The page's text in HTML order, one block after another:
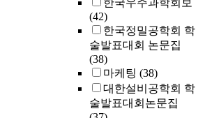
한국우주과학회보
(42)
한국정밀공학회 학
술발표대회 논문집
(38)
마케팅 (38)
대한설비공학회 학
술발표대회논문집